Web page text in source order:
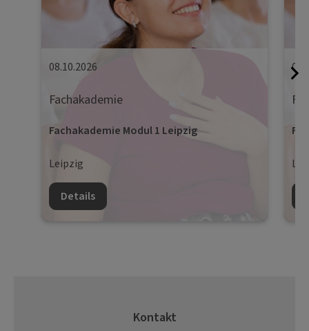
08.10.2026
Fachakademie
Fachakademie Modul 1 Leipzig
Leipzig
Details
Kontakt